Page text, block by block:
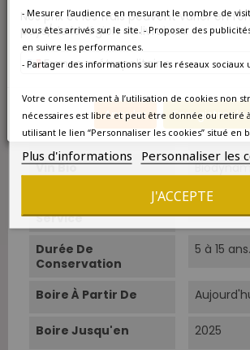
Nos prix et les frais peuvent varier en
pays/de la région de livraison.
France métropolitaine
Annuler Enregistrer
Âge Du Vignoble
Âge
Cépage Dominant
Cépages
Conduite
Vin Bio
Service
12°C-14°C.
Durée De
Conservation
5 à 15 ans.
Boire À Partir De
Boire Jusqu'en 2025
- Mesurer l’audience en mesurant le nombre de
vous êtes arrivés sur le site. - Proposer des
en suivre les performances.
- Partager des informations sur les réseaux sociaux
Votre consentement à l’utilisation de cookies non
nécessaires est libre et peut être donnée ou retiré
utilisant le lien “Personnaliser les cookies” situé en
Plus d'informations Personnaliser les
J'ACCEPTE